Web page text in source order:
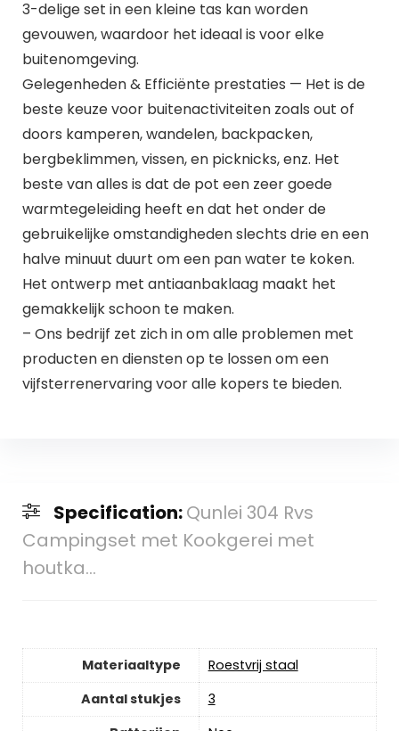
3-delige set in een kleine tas kan worden
gevouwen, waardoor het ideaal is voor elke
buitenomgeving.
Gelegenheden & Efficiënte prestaties — Het is de
beste keuze voor buitenactiviteiten zoals out of
doors kamperen, wandelen, backpacken,
bergbeklimmen, vissen, en picknicks, enz. Het
beste van alles is dat de pot een zeer goede
warmtegeleiding heeft en dat het onder de
gebruikelijke omstandigheden slechts drie en een
halve minuut duurt om een pan water te koken.
Het ontwerp met antiaanbaklaag maakt het
gemakkelijk schoon te maken.
– Ons bedrijf zet zich in om alle problemen met
producten en diensten op te lossen om een
vijfsterrenervaring voor alle kopers te bieden.
Specification:Qunlei 304 Rvs
Campingset met Kookgerei met
houtka...
Materiaaltype
‎Roestvrij staal
Aantal stukjes
‎3